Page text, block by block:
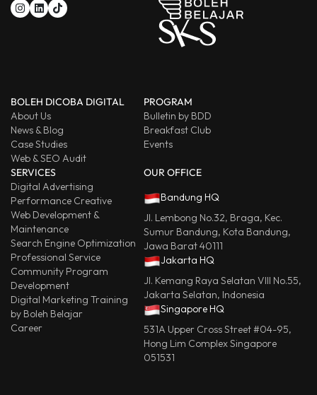
BOLEH DICOBA DIGITAL
About Us
News & Blog
Case Studies
Web & SEO Audit
PROGRAM
Bulletin by BDD
Breakfast Club
Events
SERVICES
Digital Advertising
Performance Creative
Web Development &
Maintenance
Search Engine Optimization
Professional Service
Community Program
Development
Digital Marketing Training
by Boleh Belajar
Career
OUR OFFICE
Bandung HQ
Jl. Lembong No.32, Braga, Kec.
Sumur Bandung, Kota Bandung,
Jawa Barat 40111
Jakarta HQ
Jl. Kemang Raya Selatan VIII No.55,
Jakarta Selatan, Indonesia
Singapore HQ
531A Upper Cross Street #04-95,
Hong Lim Complex Singapore
051531